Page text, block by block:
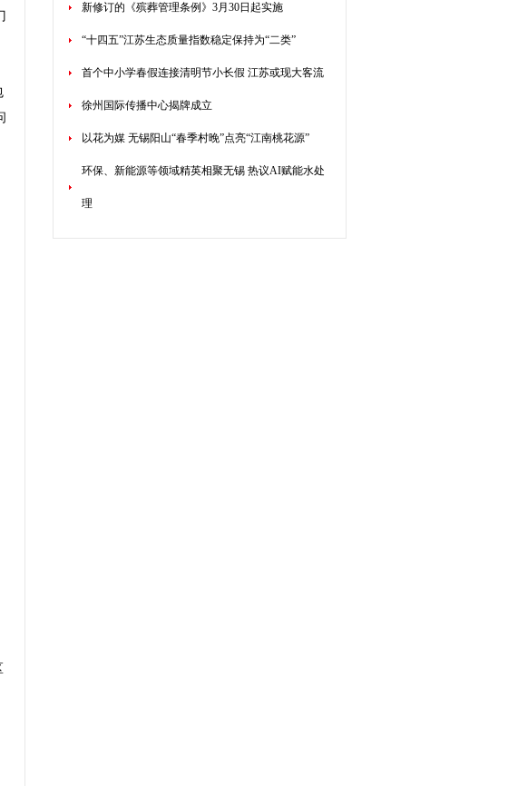
新修订的《殡葬管理条例》3月30日起实施
“十四五”江苏生态质量指数稳定保持为“二类”
首个中小学春假连接清明节小长假 江苏或现大客流
徐州国际传播中心揭牌成立
以花为媒 无锡阳山“春季村晚”点亮“江南桃花源”
环保、新能源等领域精英相聚无锡 热议AI赋能水处
理